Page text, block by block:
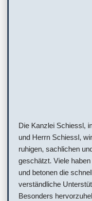
Die Kanzlei Schiessl,
und Herrn Schiessl,
ruhigen, sachlichen
geschätzt. Viele
und betonen die
verständliche
Besonders